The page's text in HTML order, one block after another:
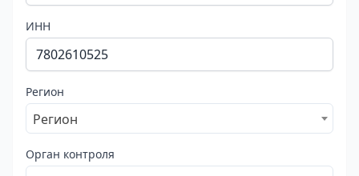
ИНН
Регион
Регион
Орган контроля